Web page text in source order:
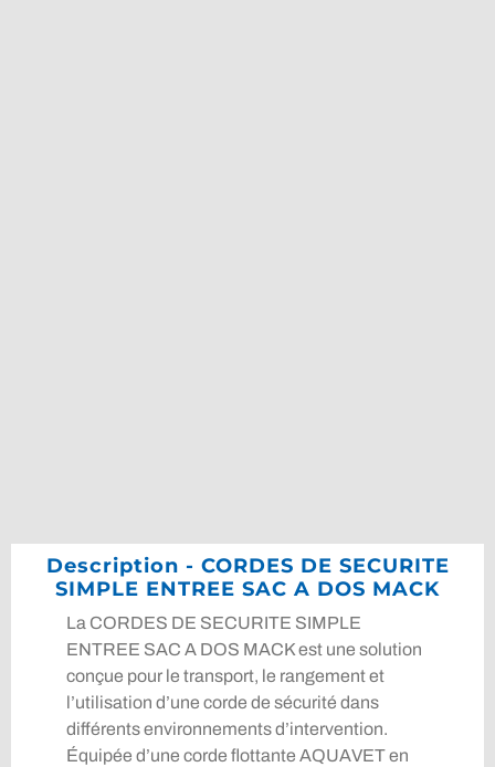
Description - CORDES DE SECURITE
SIMPLE ENTREE SAC A DOS MACK
La CORDES DE SECURITE SIMPLE
ENTREE SAC A DOS MACK est une solution
conçue pour le transport, le rangement et
l’utilisation d’une corde de sécurité dans
différents environnements d’intervention.
Équipée d’une corde flottante AQUAVET en